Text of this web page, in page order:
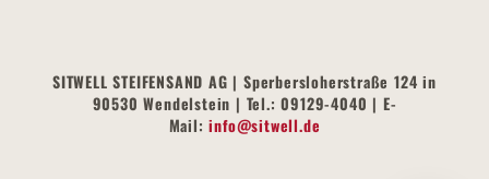
SITWELL STEIFENSAND AG | Sperbersloherstraße 124 in
90530 Wendelstein | Tel.: 09129-4040 | E-
Mail:info@sitwell.de